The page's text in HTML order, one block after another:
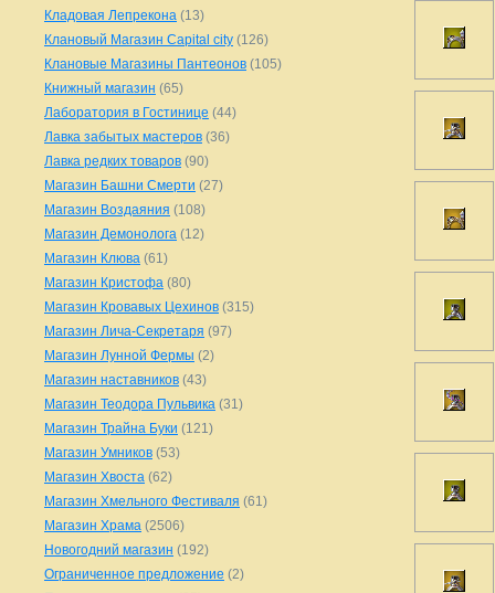
Кладовая Лепрекона (13)
Клановый Магазин Capital city (126)
Клановые Магазины Пантеонов (105)
Книжный магазин (65)
Лаборатория в Гостинице (44)
Лавка забытых мастеров (36)
Лавка редких товаров (90)
Магазин Башни Смерти (27)
Магазин Воздаяния (108)
Магазин Демонолога (12)
Магазин Клюва (61)
Магазин Кристофа (80)
Магазин Кровавых Цехинов (315)
Магазин Лича-Секретаря (97)
Магазин Лунной Фермы (2)
Магазин наставников (43)
Магазин Теодора Пульвика (31)
Магазин Трайна Буки (121)
Магазин Умников (53)
Магазин Хвоста (62)
Магазин Хмельного Фестиваля (61)
Магазин Храма (2506)
Новогодний магазин (192)
Ограниченное предложение (2)